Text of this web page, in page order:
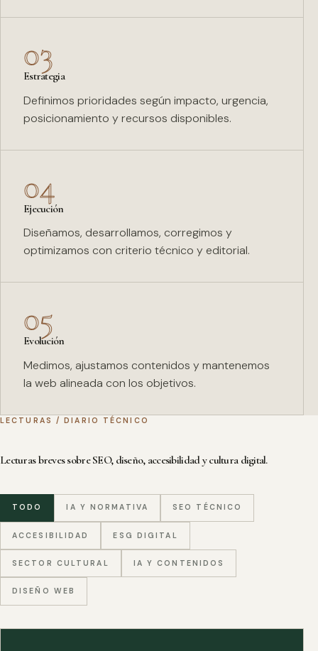
03
Estrategia
Definimos prioridades según impacto, urgencia,
posicionamiento y recursos disponibles.
04
Ejecución
Diseñamos, desarrollamos, corregimos y
optimizamos con criterio técnico y editorial.
05
Evolución
Medimos, ajustamos contenidos y mantenemos
la web alineada con los objetivos.
LECTURAS / DIARIO TÉCNICO
Lecturas breves sobre SEO, diseño, accesibilidad y cultura digital.
TODO IA Y NORMATIVA SEO TÉCNICO
ACCESIBILIDAD ESG DIGITAL
SECTOR CULTURAL IA Y CONTENIDOS
DISEÑO WEB